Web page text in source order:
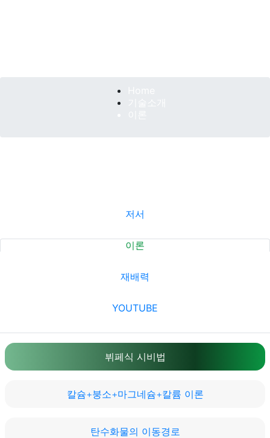
저서
이론
재배력
YOUTUBE
뷔페식 시비법
칼슘+붕소+마그네슘+칼륨 이론
탄수화물의 이동경로